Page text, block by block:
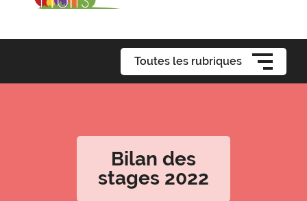
Toutes les rubriques
Bilan des
stages 2022